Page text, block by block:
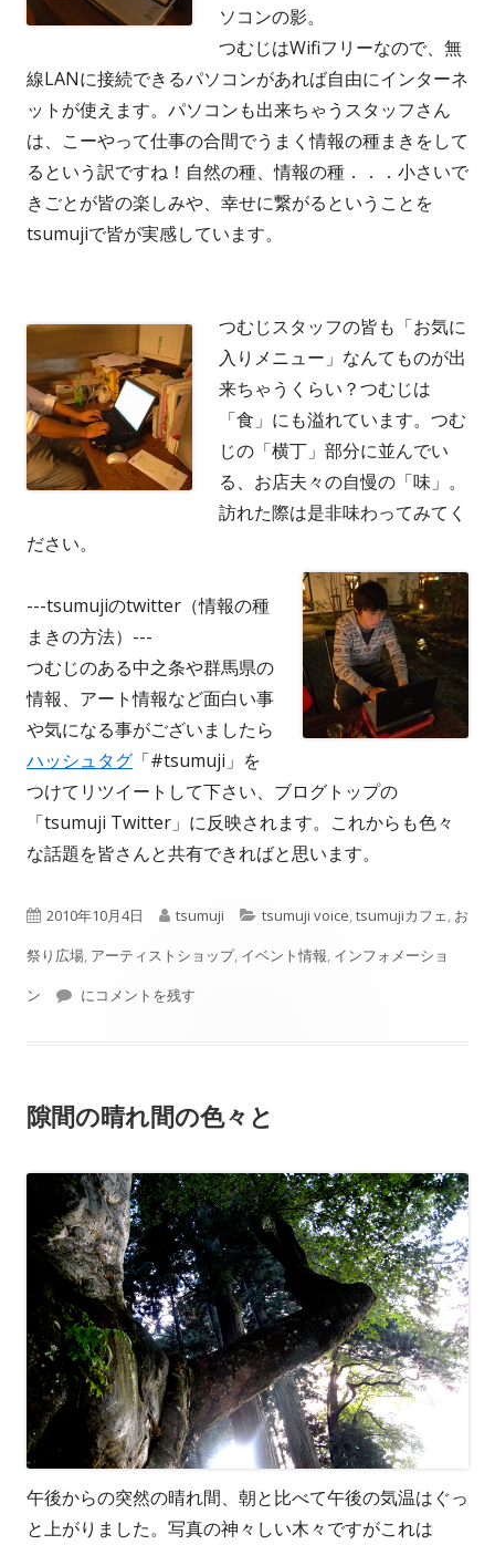
ソコンの影。
つむじはWifiフリーなので、無
線LANに接続できるパソコンがあれば自由にインターネ
ットが使えます。パソコンも出来ちゃうスタッフさん
は、こーやって仕事の合間でうまく情報の種まきをして
るという訳ですね！自然の種、情報の種．．．小さいで
きごとが皆の楽しみや、幸せに繋がるということを
tsumujiで皆が実感しています。
つむじスタッフの皆も「お気に
入りメニュー」なんてものが出
来ちゃうくらい？つむじは
「食」にも溢れています。つむ
じの「横丁」部分に並んでい
る、お店夫々の自慢の「味」。
訪れた際は是非味わってみてく
ださい。
---tsumujiのtwitter（情報の種
まきの方法）---
つむじのある中之条や群馬県の
情報、アート情報など面白い事
や気になる事がございましたら
ハッシュタグ 「#tsumuji」を
つけてリツイートして下さい、ブログトップの
「tsumuji Twitter」に反映されます。これからも色々
な話題を皆さんと共有できればと思います。
公
開
日
2010年10月4日
作
成
者
tsumuji
カ
テ
tsumuji voice,tsumujiカフェ, お
祭り広場, アーティストショップ, イベント情報, インフォメーショ
ン
たねをまくということ。
にコメントを残す
隙間の晴れ間の色々と
午後からの突然の晴れ間、朝と比べて午後の気温はぐっ
と上がりました。写真の神々しい木々ですがこれは